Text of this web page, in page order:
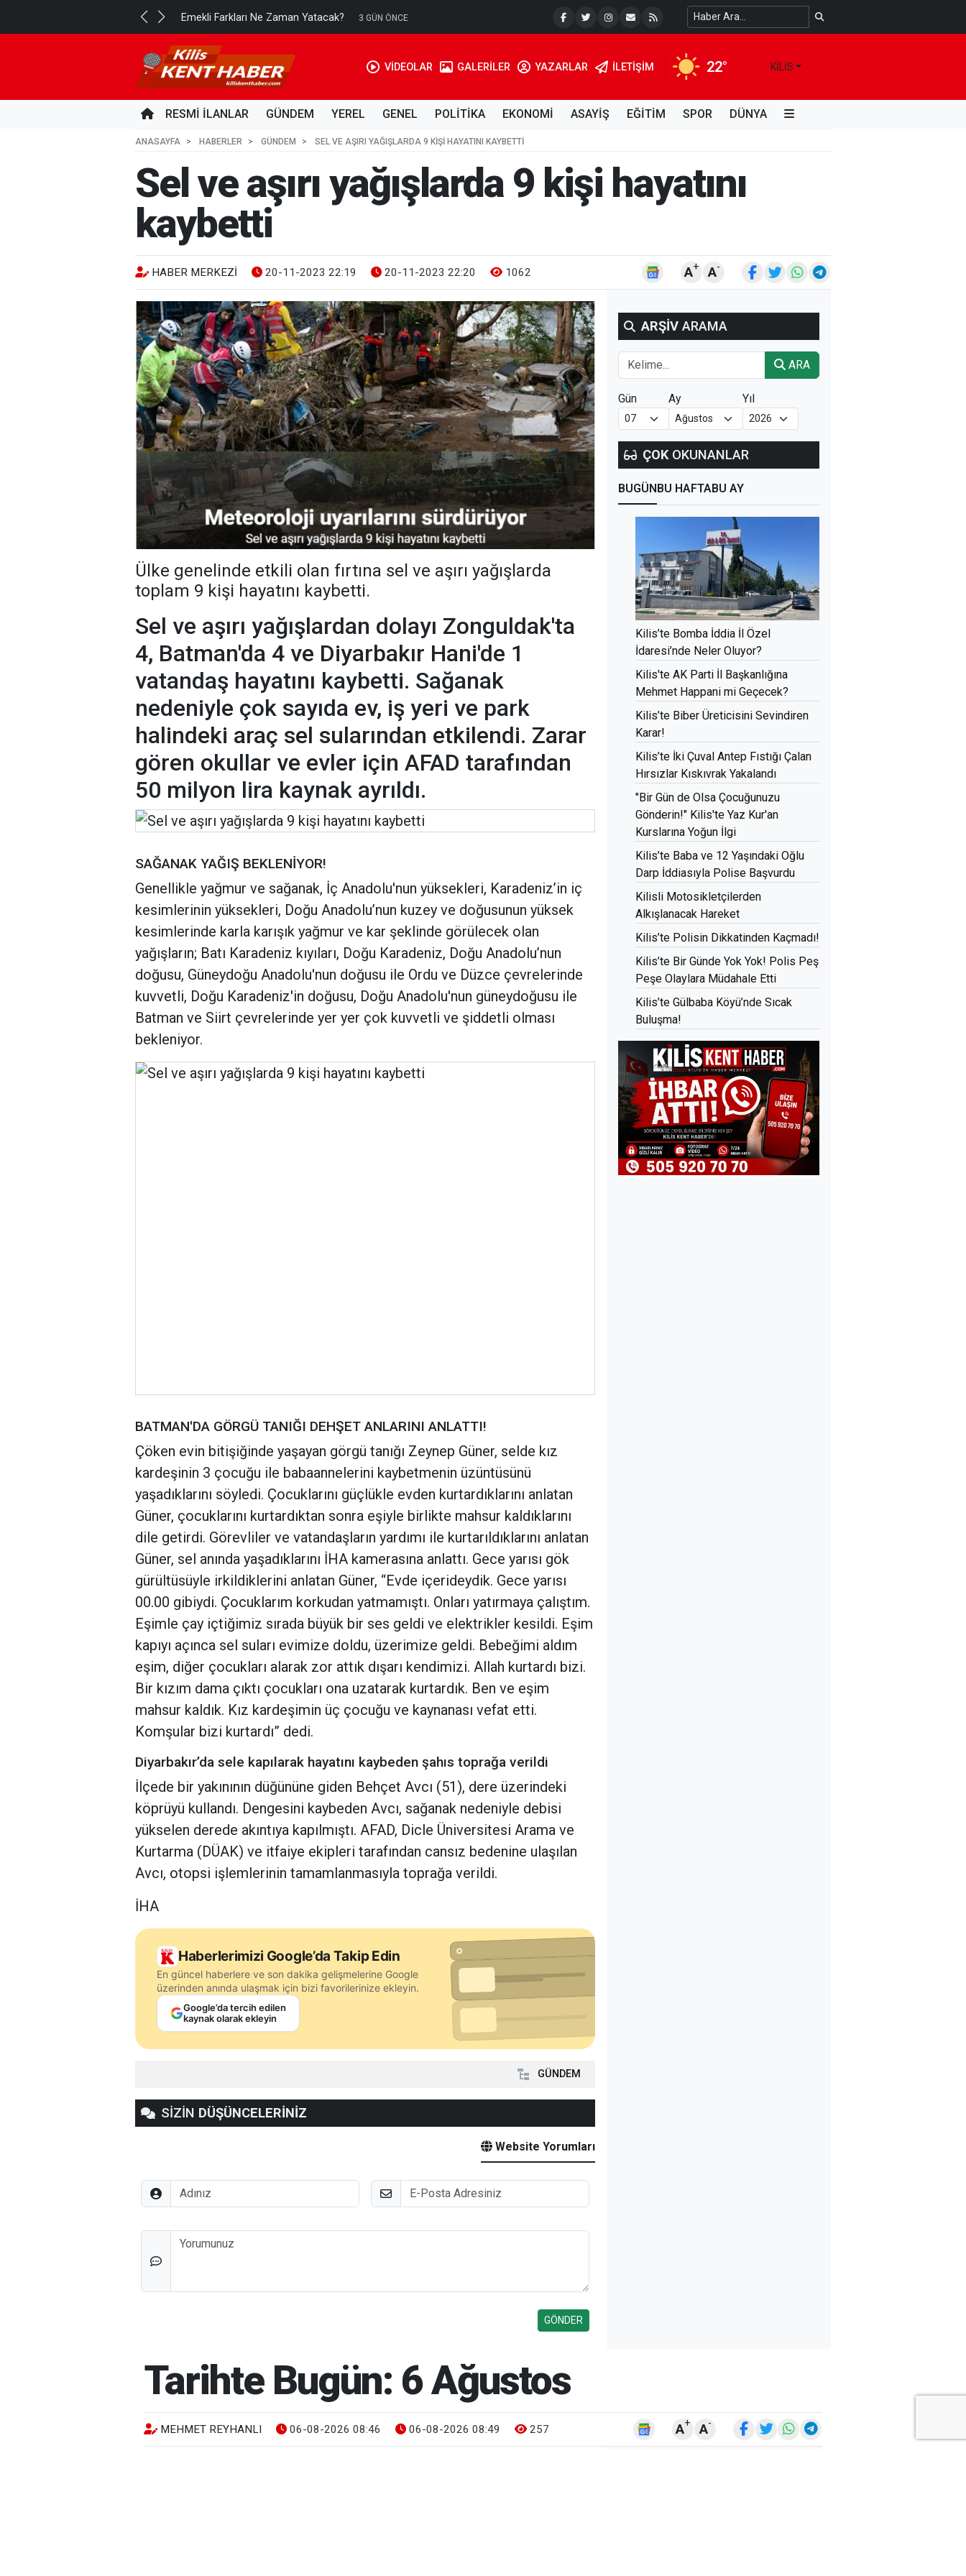
Emekli Farkları Ne Zaman Yatacak? 3 GÜN ÖNCE Su Kuyusu Temiz Suya Erişimde Kalıcı Bir Çözüm
VİDEOLAR GALERİLER YAZARLAR İLETIŞIM 22° KILIS
RESMİ İLANLAR GÜNDEM YEREL GENEL POLİTİKA EKONOMİ ASAYİŞ EĞİTİM SPOR DÜNYA
ANASAYFA HABERLER GÜNDEM SEL VE AŞIRI YAĞIŞLARDA 9 KIŞI HAYATINI KAYBETTI
Sel ve aşırı yağışlarda 9 kişi hayatını
kaybetti
HABER MERKEZI 20-11-2023 22:19 20-11-2023 22:20 1062 A+ A-
Ülke genelinde etkili olan fırtına sel ve aşırı yağışlarda
toplam 9 kişi hayatını kaybetti.
Sel ve aşırı yağışlardan dolayı Zonguldak'ta
4, Batman'da 4 ve Diyarbakır Hani'de 1
vatandaş hayatını kaybetti. Sağanak
nedeniyle çok sayıda ev, iş yeri ve park
halindeki araç sel sularından etkilendi. Zarar
gören okullar ve evler için AFAD tarafından
50 milyon lira kaynak ayrıldı.
SAĞANAK YAĞIŞ BEKLENİYOR!
Genellikle yağmur ve sağanak, İç Anadolu'nun yüksekleri, Karadeniz’in iç
kesimlerinin yüksekleri, Doğu Anadolu’nun kuzey ve doğusunun yüksek
kesimlerinde karla karışık yağmur ve kar şeklinde görülecek olan
yağışların; Batı Karadeniz kıyıları, Doğu Karadeniz, Doğu Anadolu’nun
doğusu, Güneydoğu Anadolu'nun doğusu ile Ordu ve Düzce çevrelerinde
kuvvetli, Doğu Karadeniz'in doğusu, Doğu Anadolu'nun güneydoğusu ile
Batman ve Siirt çevrelerinde yer yer çok kuvvetli ve şiddetli olması
bekleniyor.
BATMAN'DA GÖRGÜ TANIĞI DEHŞET ANLARINI ANLATTI!
Çöken evin bitişiğinde yaşayan görgü tanığı Zeynep Güner, selde kız
kardeşinin 3 çocuğu ile babaannelerini kaybetmenin üzüntüsünü
yaşadıklarını söyledi. Çocuklarını güçlükle evden kurtardıklarını anlatan
Güner, çocuklarını kurtardıktan sonra eşiyle birlikte mahsur kaldıklarını
dile getirdi. Görevliler ve vatandaşların yardımı ile kurtarıldıklarını anlatan
Güner, sel anında yaşadıklarını İHA kamerasına anlattı. Gece yarısı gök
gürültüsüyle irkildiklerini anlatan Güner, “Evde içerideydik. Gece yarısı
00.00 gibiydi. Çocuklarım korkudan yatmamıştı. Onları yatırmaya çalıştım.
Eşimle çay içtiğimiz sırada büyük bir ses geldi ve elektrikler kesildi. Eşim
kapıyı açınca sel suları evimize doldu, üzerimize geldi. Bebeğimi aldım
eşim, diğer çocukları alarak zor attık dışarı kendimizi. Allah kurtardı bizi.
Bir kızım dama çıktı çocukları ona uzatarak kurtardık. Ben ve eşim
mahsur kaldık. Kız kardeşimin üç çocuğu ve kaynanası vefat etti.
Komşular bizi kurtardı” dedi.
Diyarbakır’da sele kapılarak hayatını kaybeden şahıs toprağa verildi
İlçede bir yakınının düğününe giden Behçet Avcı (51), dere üzerindeki
köprüyü kullandı. Dengesini kaybeden Avcı, sağanak nedeniyle debisi
yükselen derede akıntıya kapılmıştı. AFAD, Dicle Üniversitesi Arama ve
Kurtarma (DÜAK) ve itfaiye ekipleri tarafından cansız bedenine ulaşılan
Avcı, otopsi işlemlerinin tamamlanmasıyla toprağa verildi.
İHA
Haberlerimizi Google’da Takip Edin
En güncel haberlere ve son dakika gelişmelerine Google
üzerinden anında ulaşmak için bizi favorilerinize ekleyin.
Google’da tercih edilen
kaynak olarak ekleyin
GÜNDEM
SİZİN DÜŞÜNCELERİNİZ
Website Yorumları
Adınız E-Posta
Düşünceleriniz
ARŞİV ARAMA
ARA
Gün Ay Yıl
ÇOK OKUNANLAR
BUGÜNBU HAFTABU AY
Kilis’te Bomba İddia İl Özel
İdaresi’nde Neler Oluyor?
Kilis'te AK Parti İl Başkanlığına
Mehmet Happani mi Geçecek?
Kilis’te Biber Üreticisini Sevindiren
Karar!
Kilis’te İki Çuval Antep Fıstığı Çalan
Hırsızlar Kıskıvrak Yakalandı
"Bir Gün de Olsa Çocuğunuzu
Gönderin!" Kilis'te Yaz Kur'an
Kurslarına Yoğun İlgi
Kilis’te Baba ve 12 Yaşındaki Oğlu
Darp İddiasıyla Polise Başvurdu
Kilisli Motosikletçilerden
Alkışlanacak Hareket
Kilis’te Polisin Dikkatinden Kaçmadı!
Kilis’te Bir Günde Yok Yok! Polis Peş
Peşe Olaylara Müdahale Etti
Kilis’te Gülbaba Köyü’nde Sıcak
Buluşma!
Tarihte Bugün: 6 Ağustos
MEHMET REYHANLI 06-08-2026 08:46 06-08-2026 08:49 257 A+ A-